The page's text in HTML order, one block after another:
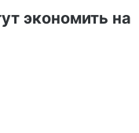
экономить на